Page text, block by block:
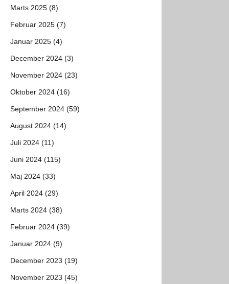
Marts 2025 (8)
Februar 2025 (7)
Januar 2025 (4)
December 2024 (3)
November 2024 (23)
Oktober 2024 (16)
September 2024 (59)
August 2024 (14)
Juli 2024 (11)
Juni 2024 (115)
Maj 2024 (33)
April 2024 (29)
Marts 2024 (38)
Februar 2024 (39)
Januar 2024 (9)
December 2023 (19)
November 2023 (45)